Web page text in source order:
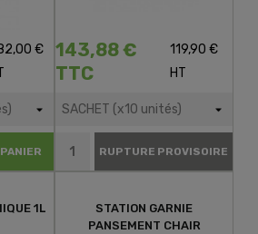
€
143,88 €
TTC
119,90 €
HT
RUPTURE PROVISOIRE
1L
STATION GARNIE
PANSEMENT CHAIR